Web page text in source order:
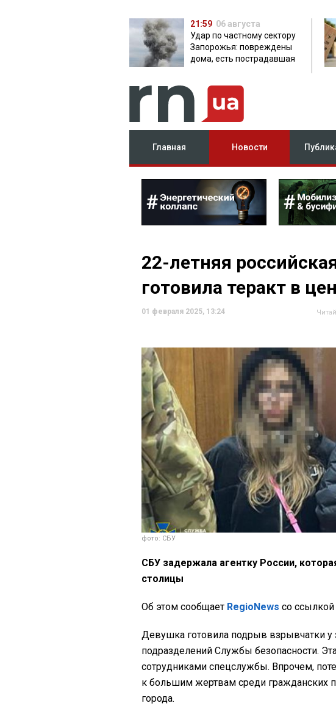
21:59 06 августа
Удар по частному сектору
Запорожья: повреждены
дома, есть пострадавшая
Главная Новости
22-летняя
готовила теракт в
01 февраля 2025, 13:24
фото: СБУ
СБУ задержала агентку России,
столицы
Об этом сообщает RegioNews со
Девушка готовила подрыв взрывчатки у
подразделений Службы безопасности.
сотрудниками спецслужбы. Впрочем,
к большим жертвам среди гражданских
города.